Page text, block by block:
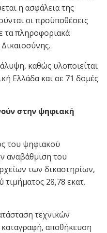
η ασφάλεια της
οι προϋποθέσεις
τα πληροφοριακά
καθώς υλοποιείται
Ελλάδα και σε 71 δομές
στην ψηφιακή
του ψηφιακού
αναβάθμιση του
των δικαστηρίων,
28,78 εκατ.
τεχνικών
αποθήκευση